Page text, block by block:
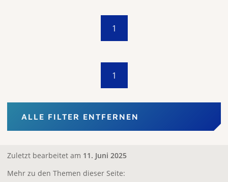
1
1
ALLE FILTER ENTFERNEN
Zuletzt bearbeitet am 11. Juni 2025
Mehr zu den Themen dieser Seite: